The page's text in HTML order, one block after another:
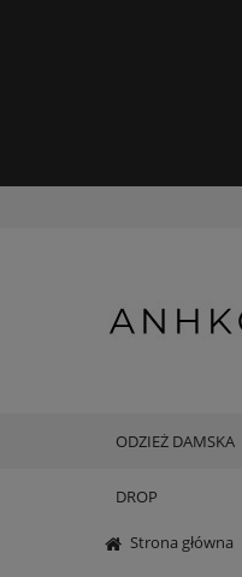
ODZIEŻ DAMSKA
DROP
Strona główna